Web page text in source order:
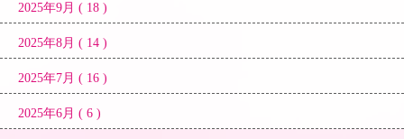
2025年9月 ( 18 )
2025年8月 ( 14 )
2025年7月 ( 16 )
2025年6月 ( 6 )